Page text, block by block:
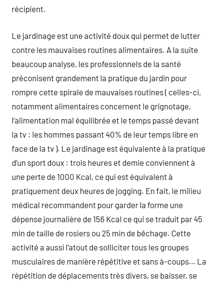
récipient.
Le jardinage est une activité doux qui permet de lutter
contre les mauvaises routines alimentaires. A la suite
beaucoup analyse, les professionnels de la santé
préconisent grandement la pratique du jardin pour
rompre cette spirale de mauvaises routines ( celles-ci,
notamment alimentaires concernent le grignotage,
l’alimentation mal équilibrée et le temps passé devant
la tv : les hommes passant 40% de leur temps libre en
face de la tv ). Le jardinage est équivalente à la pratique
d’un sport doux : trois heures et demie conviennent à
une perte de 1000 Kcal, ce qui est équivalent à
pratiquement deux heures de jogging. En fait, le milieu
médical recommandent pour garder la forme une
dépense journalière de 156 Kcal ce qui se traduit par 45
min de taille de rosiers ou 25 min de bêchage. Cette
activité a aussi l’atout de solliciter tous les groupes
musculaires de manière répétitive et sans à-coups… La
répétition de déplacements très divers, se baisser, se